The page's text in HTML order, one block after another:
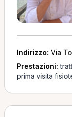
Indirizzo: Via
Prestazioni:
prima visita